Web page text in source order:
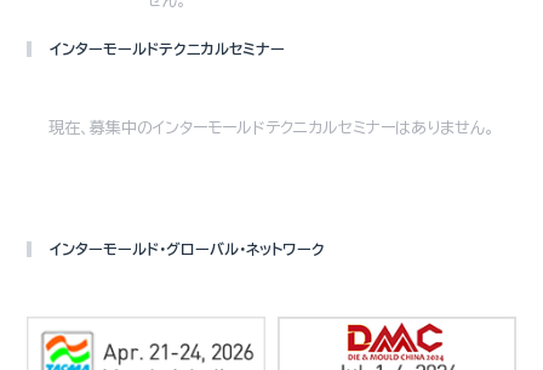
インターモールドテクニカルセミナー
現在、募集中のインターモールドテクニカルセミナーはありません。
インターモールド・グローバル・ネットワーク